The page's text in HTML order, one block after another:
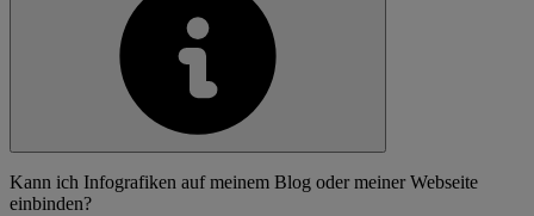
Kann ich Infografiken auf meinem Blog oder meiner Webseite
einbinden?